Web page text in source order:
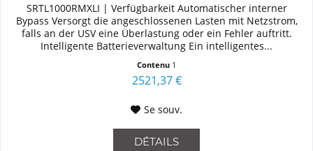
SRTL1000RMXLI | Verfügbarkeit Automatischer interner
Bypass Versorgt die angeschlossenen Lasten mit Netzstrom,
falls an der USV eine Überlastung oder ein Fehler auftritt.
Intelligente Batterieverwaltung Ein intelligentes...
Contenu 1
2521,37 €
Se souv.
DÉTAILS